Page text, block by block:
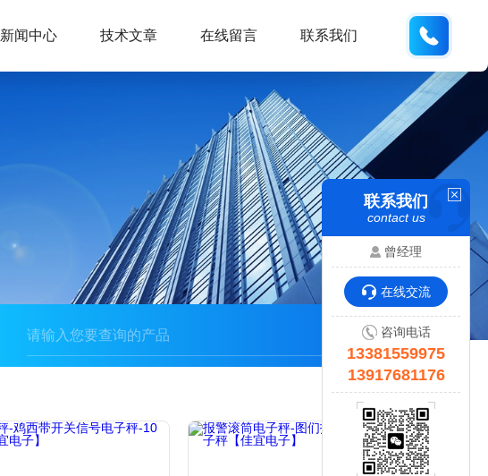
新闻中心 技术文章 在线留言 联系我们
联系我们
contact us
曾经理
在线交流
咨询电话
13381559975
13917681176